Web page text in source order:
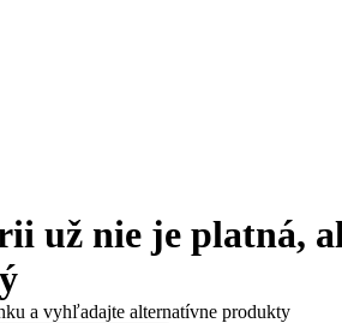
už nie je platná,
a vyhľadajte alternatívne produkty